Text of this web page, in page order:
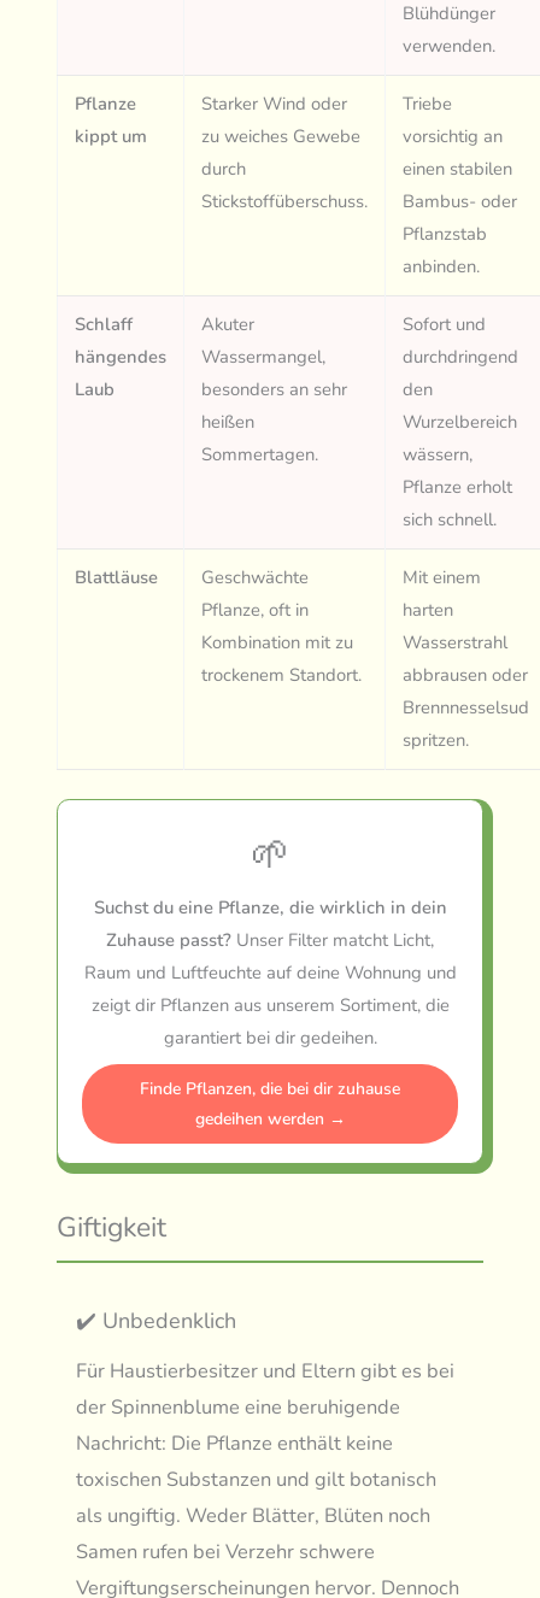
Blühdünger
verwenden.
Pflanze
kippt um
Starker Wind oder
zu weiches Gewebe
durch
Stickstoffüberschuss.
Triebe
vorsichtig an
einen stabilen
Bambus- oder
Pflanzstab
anbinden.
Schlaff
hängendes
Laub
Akuter
Wassermangel,
besonders an sehr
heißen
Sommertagen.
Sofort und
durchdringend
den
Wurzelbereich
wässern,
Pflanze erholt
sich schnell.
Blattläuse
Geschwächte
Pflanze, oft in
Kombination mit zu
trockenem Standort.
Mit einem
harten
Wasserstrahl
abbrausen oder
Brennnesselsud
spritzen.
🌱
Suchst du eine Pflanze, die wirklich in dein
Zuhause passt? Unser Filter matcht Licht,
Raum und Luftfeuchte auf deine Wohnung und
zeigt dir Pflanzen aus unserem Sortiment, die
garantiert bei dir gedeihen.
Finde Pflanzen, die bei dir zuhause
gedeihen werden →
Giftigkeit
✔️ Unbedenklich
Für Haustierbesitzer und Eltern gibt es bei
der Spinnenblume eine beruhigende
Nachricht: Die Pflanze enthält keine
toxischen Substanzen und gilt botanisch
als ungiftig. Weder Blätter, Blüten noch
Samen rufen bei Verzehr schwere
Vergiftungserscheinungen hervor. Dennoch